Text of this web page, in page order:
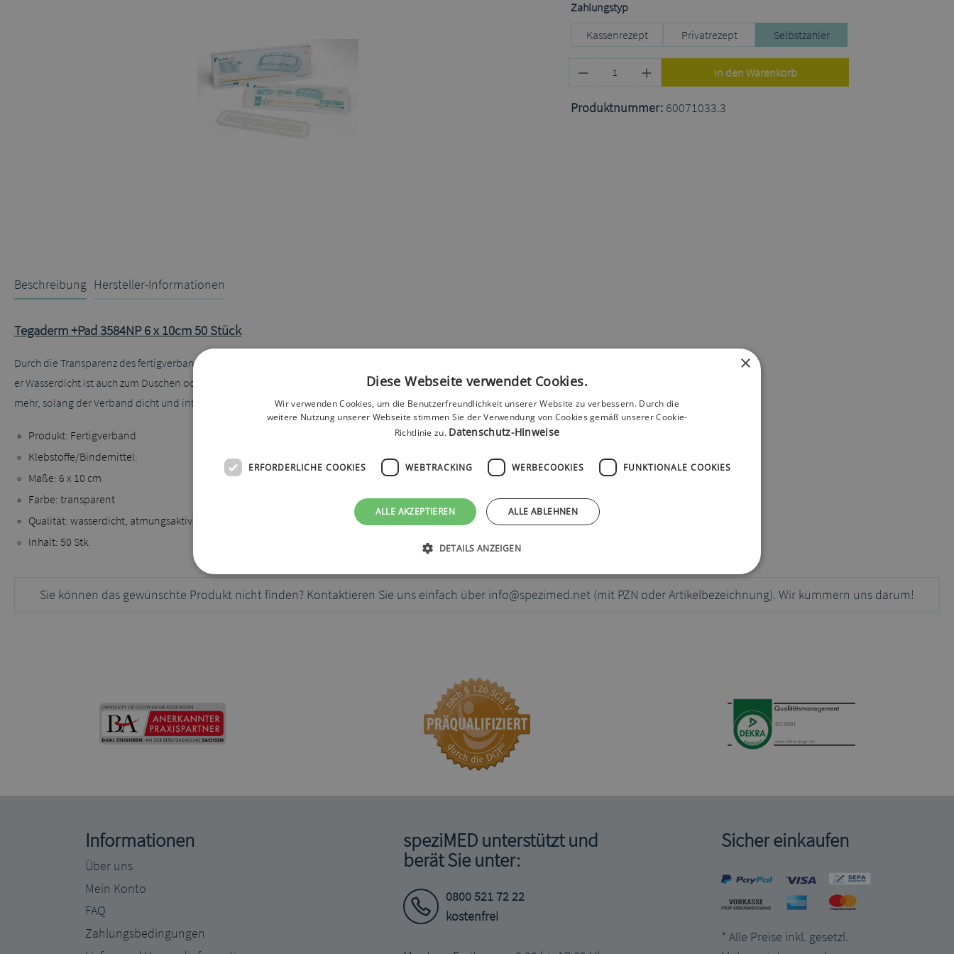
Zahlungstypauswählen
Kassenrezept
Privatrezept Selbstzahler
Produkt Anzahl: Gib den gewünschten
In den Warenkorb
Produktnummer: 60071033.3
Beschreibung Hersteller-Informationen
Tegaderm +Pad 3584NP 6 x 10cm 50 Stück
Durch die Transparenz des fertigverband kann die Wunde ohne Probleme und Verbandwechsel kontrolliert werden. Der Fertigverband ist da
er Wasserdicht ist auch zum Duschen oder Baden geeignet. Der Verband ist eine Barriere gegen Viren mit einem Durchmesser von 27 nm oder
mehr, solang der Verband dicht und intakt bleibt.
Produkt: Fertigverband
Klebstoffe/Bindemittel:
Maße: 6 x 10 cm
Farbe: transparent
Qualität: wasserdicht, atmungsaktiv
Inhalt: 50 Stk.
Sie können das gewünschte Produkt nicht finden? Kontaktieren Sie uns einfach über info@spezimed.net (mit PZN oder Artikelbezeichnung). Wir kümmern uns darum!
Informationen
Über uns
Mein Konto
FAQ
Zahlungsbedingungen
speziMED unterstützt und
berät Sie unter:
0800 521 72 22
kostenfrei
Sicher einkaufen
* Alle Preise inkl. gesetzl.
×
Diese Webseite verwendet Cookies.
Wir verwenden Cookies, um die Benutzerfreundlichkeit unserer Website zu verbessern. Durch die
weitere Nutzung unserer Webseite stimmen Sie der Verwendung von Cookies gemäß unserer Cookie-
Richtlinie zu. Datenschutz-Hinweise
ERFORDERLICHE COOKIES WEBTRACKING WERBECOOKIES FUNKTIONALE COOKIES
ALLE AKZEPTIEREN ALLE ABLEHNEN
DETAILS ANZEIGEN